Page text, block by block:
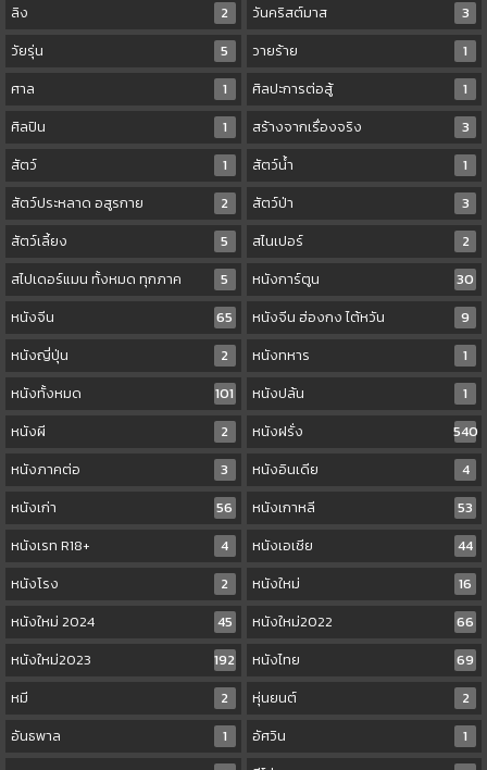
ลิง
2 วันคริสต์มาส
3
วัยรุ่น
5 วายร้าย
1
ศาล
1 ศิลปะการต่อสู้
1
ศิลปิน
1 สร้างจากเรื่องจริง
3
สัตว์
1 สัตว์น้ำ
1
สัตว์ประหลาด อสูรกาย
2 สัตว์ป่า
3
สัตว์เลี้ยง
5 สไนเปอร์
2
สไปเดอร์แมน ทั้งหมด ทุกภาค
5 หนังการ์ตูน
30
หนังจีน
65 หนังจีน ฮ่องกง ไต้หวัน
9
หนังญี่ปุ่น
2 หนังทหาร
1
หนังทั้งหมด
101 หนังปล้น
1
หนังผี
2 หนังฝรั่ง
540
หนังภาคต่อ
3 หนังอินเดีย
4
หนังเก่า
56 หนังเกาหลี
53
หนังเรท R18+
4 หนังเอเชีย
44
หนังโรง
2 หนังใหม่
16
หนังใหม่ 2024
45 หนังใหม่2022
66
หนังใหม่2023
192 หนังไทย
69
หมี
2 หุ่นยนต์
2
อันธพาล
1 อัศวิน
1